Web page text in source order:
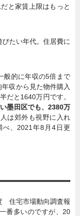
と家賃上限はもっと
たい年代。住居費に
般的に年収の5倍まで
収から見た物件購入
だと1640万円です。
墨田区でも、2380万
は郊外も視野に入れ
、2021年8月4日更
住宅市場動向調査報
番多いのですが、20